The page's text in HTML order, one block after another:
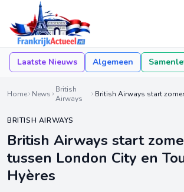
Laatste Nieuws Algemeen
Home News
British
Airways
BRITISH AIRWAYS
British Airways start
tussen London City en
Hyères